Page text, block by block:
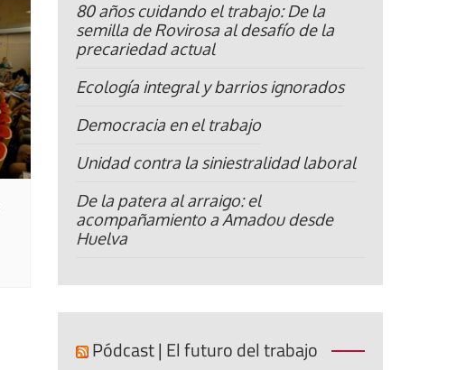
80 años cuidando el trabajo: De la
semilla de Rovirosa al desafío de la
precariedad actual
Ecología integral y barrios ignorados
Democracia en el trabajo
Unidad contra la siniestralidad laboral
De la patera al arraigo: el
acompañamiento a Amadou desde
Huelva
Pódcast | El futuro del trabajo